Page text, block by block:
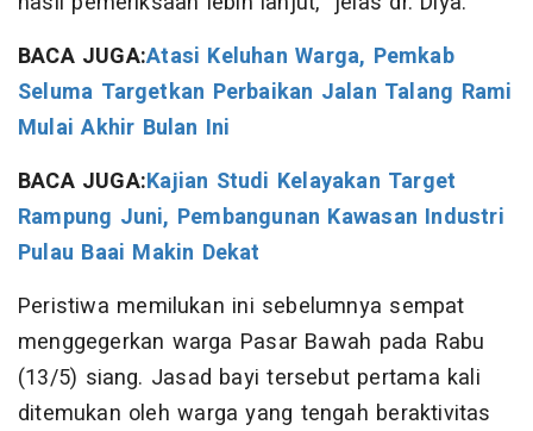
BACA JUGA:Atasi Keluhan Warga, Pemkab
Seluma Targetkan Perbaikan Jalan Talang Rami
Mulai Akhir Bulan Ini
BACA JUGA:Kajian Studi Kelayakan Target
Rampung Juni, Pembangunan Kawasan Industri
Pulau Baai Makin Dekat
Peristiwa memilukan ini sebelumnya sempat
menggegerkan warga Pasar Bawah pada Rabu
(13/5) siang. Jasad bayi tersebut pertama kali
ditemukan oleh warga yang tengah beraktivitas